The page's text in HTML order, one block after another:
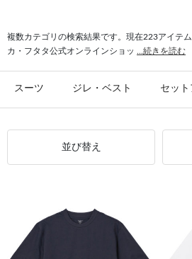
#スーツ フォーマ
複数カテゴリの検索結果です。現在223アイテ
カ・フタタ公式オンラインショッ
...続きを読む
スーツ ジレ・ベスト セット
並び替え